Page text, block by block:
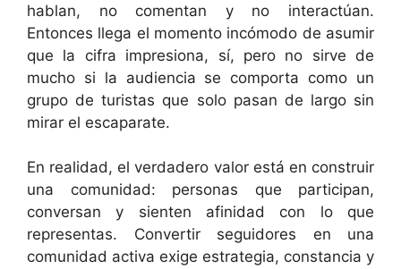
hablan, no comentan y no interactúan.
Entonces llega el momento incómodo de asumir
que la cifra impresiona, sí, pero no sirve de
mucho si la audiencia se comporta como un
grupo de turistas que solo pasan de largo sin
mirar el escaparate.
En realidad, el verdadero valor está en construir
una comunidad: personas que participan,
conversan y sienten afinidad con lo que
representas. Convertir seguidores en una
comunidad activa exige estrategia, constancia y